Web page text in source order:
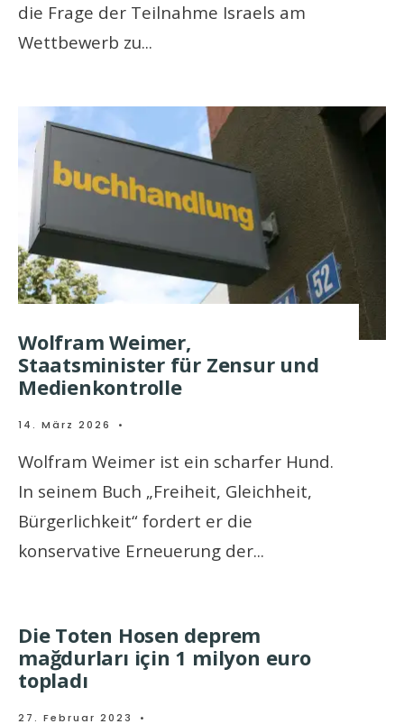
die Frage der Teilnahme Israels am
Wettbewerb zu...
Wolfram Weimer,
Staatsminister für Zensur und
Medienkontrolle
14. März 2026 •
Wolfram Weimer ist ein scharfer Hund.
In seinem Buch „Freiheit, Gleichheit,
Bürgerlichkeit“ fordert er die
konservative Erneuerung der...
Die Toten Hosen deprem
mağdurları için 1 milyon euro
topladı
27. Februar 2023 •